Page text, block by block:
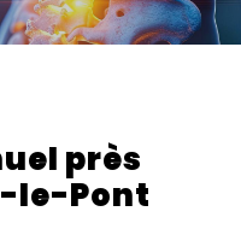
près
le-Pont